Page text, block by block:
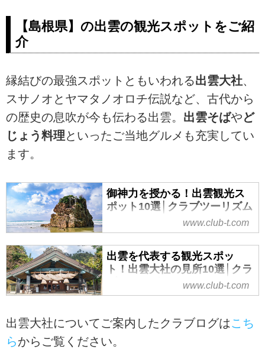
【島根県】の出雲の観光スポットをご紹
介
縁結びの最強スポットともいわれる出雲大社、
スサノオとヤマタノオロチ伝説など、古代から
の歴史の息吹が今も伝わる出雲。 出雲そばやど
じょう料理といったご当地グルメも充実してい
ます。
御神力を授かる！出雲観光ス
ポット10選│クラブツーリズム
クラブツーリズムがお届けする御
10選では、 出雲大社、旧大社駅、
須佐神社、古代出雲歴史博物館、
日御碕神社、荒神谷遺跡、稲佐の
浜、木綿街道、鰐淵寺、一畑薬師
お役立ち情報が満載！
www.club-t.com
出雲を代表する観光スポッ
ト！出雲大社の見所10選│クラ
大社の見所10選では、 御本殿、拝
殿、宝物殿、神楽殿、千家國造
www.club-t.com
出雲大社についてご案内したクラブログはこち
らからご覧ください。